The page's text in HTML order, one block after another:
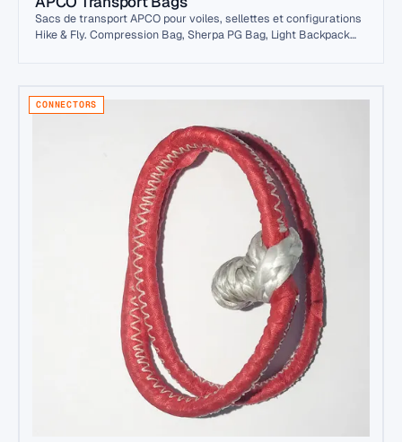
Sacs de transport APCO pour voiles, sellettes et configurations
Hike & Fly. Compression Bag, Sherpa PG Bag, Light Backpack
CONNECTORS